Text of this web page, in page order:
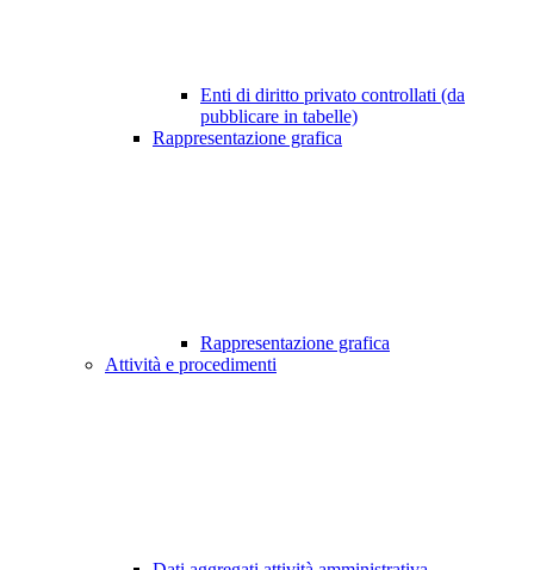
Enti di diritto privato controllati (da
pubblicare in tabelle)
Rappresentazione grafica
Rappresentazione grafica
Attività e procedimenti